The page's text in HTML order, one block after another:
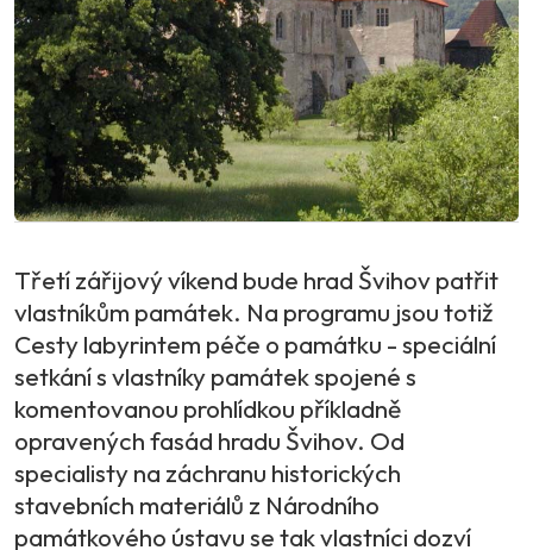
Třetí zářijový víkend bude hrad Švihov patřit
vlastníkům památek. Na programu jsou totiž
Cesty labyrintem péče o památku - speciální
setkání s vlastníky památek spojené s
komentovanou prohlídkou příkladně
opravených fasád hradu Švihov. Od
specialisty na záchranu historických
stavebních materiálů z Národního
památkového ústavu se tak vlastníci dozví